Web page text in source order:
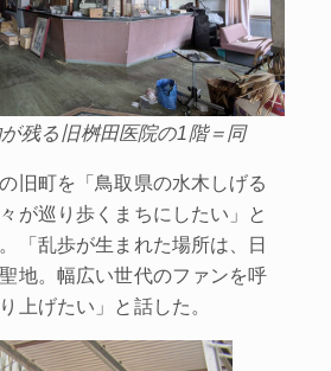
残る旧桝田医院の1階＝同
旧町を「鳥取県の水木しげる
が巡り歩くまちにしたい」と
「乱歩が生まれた場所は、日
地。幅広い世代のファンを呼
上げたい」と話した。